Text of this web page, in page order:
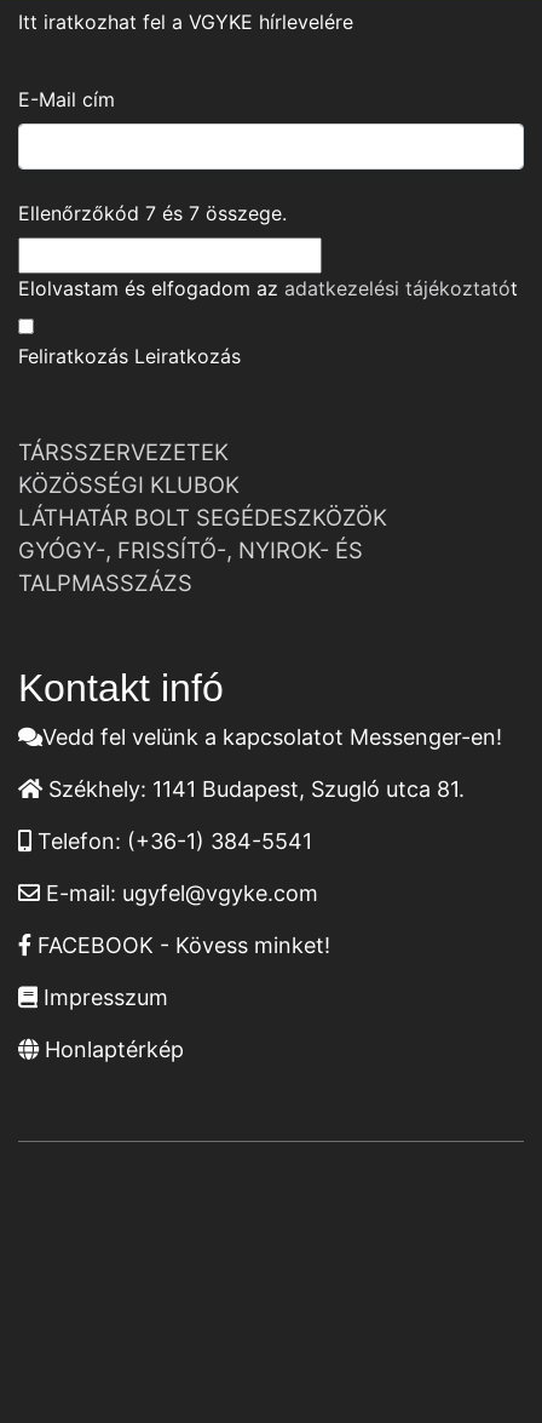
Itt iratkozhat fel a VGYKE hírlevelére
E-Mail cím
Ellenőrzőkód 7 és 7 összege.
Elolvastam és elfogadom az adatkezelési tájékoztatót
Feliratkozás Leiratkozás
TÁRSSZERVEZETEK
KÖZÖSSÉGI KLUBOK
LÁTHATÁR BOLT SEGÉDESZKÖZÖK
GYÓGY-, FRISSÍTŐ-, NYIROK- ÉS
TALPMASSZÁZS
Kontakt infó
Vedd fel velünk a kapcsolatot Messenger-en!
Székhely: 1141 Budapest, Szugló utca 81.
Telefon: (+36-1) 384-5541
E-mail: ugyfel@vgyke.com
FACEBOOK - Kövess minket!
Impresszum
Honlaptérkép